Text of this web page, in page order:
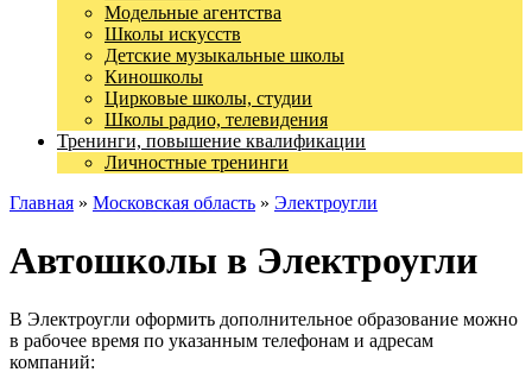
Модельные агентства
Школы искусств
Детские музыкальные школы
Киношколы
Цирковые школы, студии
Школы радио, телевидения
Тренинги, повышение квалификации
Личностные тренинги
Главная » Московская область » Электроугли
Автошколы в Электроугли
В Электроугли оформить дополнительное образование можно
в рабочее время по указанным телефонам и адресам
компаний: